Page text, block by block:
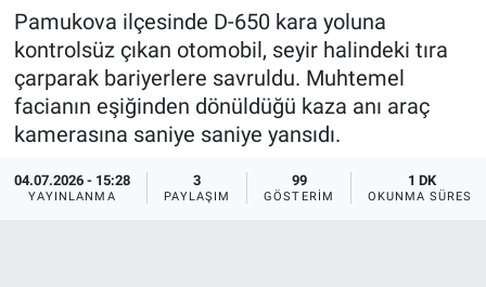
Pamukova ilçesinde D-650 kara yoluna
kontrolsüz çıkan otomobil, seyir halindeki tıra
çarparak bariyerlere savruldu. Muhtemel
facianın eşiğinden dönüldüğü kaza anı araç
kamerasına saniye saniye yansıdı.
04.07.2026 - 15:28
YAYINLANMA
3
PAYLAŞIM
99
GÖSTERIM
1 DK
OKUNMA SÜRESI